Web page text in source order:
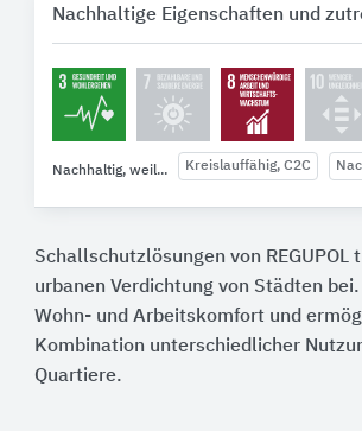
Nachhaltige Eigenschaften und
Nachhaltig, weil... Kreislauffähig, C2C
Schallschutzlösungen von
urbanen Verdichtung von Städten bei.
Wohn- und Arbeitskomfort und
Kombination unterschiedlicher
Quartiere.